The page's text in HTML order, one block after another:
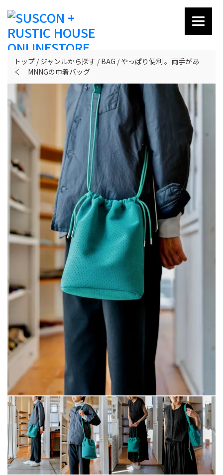
トップ ジャンルから探す BAG
やっぱり便利 。両手があ
く MNNGの巾着バッグ